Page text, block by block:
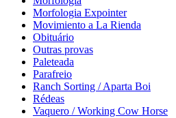
Morfologia Expointer
Movimiento a La Rienda
Obituário
Outras provas
Paleteada
Parafreio
Ranch Sorting / Aparta Boi
Rédeas
Vaquero / Working Cow Horse